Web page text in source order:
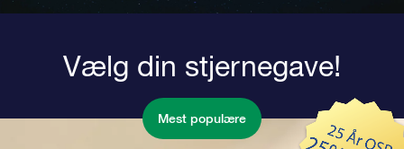
Vælg din stjernegave!
Mest populære